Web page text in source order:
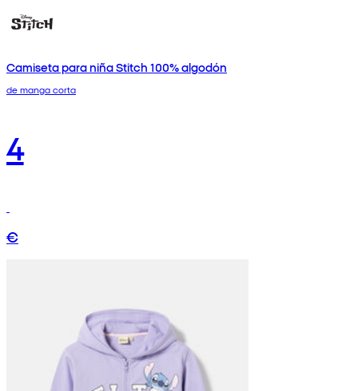
Camiseta para niña Stitch 100% algodón
de manga corta
4
€